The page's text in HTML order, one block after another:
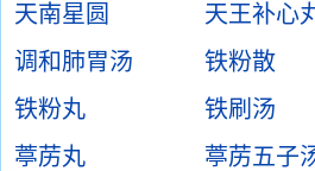
天南星圆
天王补心
调和肺胃汤
铁粉散
铁粉丸
铁刷汤
葶苈丸
葶苈五子